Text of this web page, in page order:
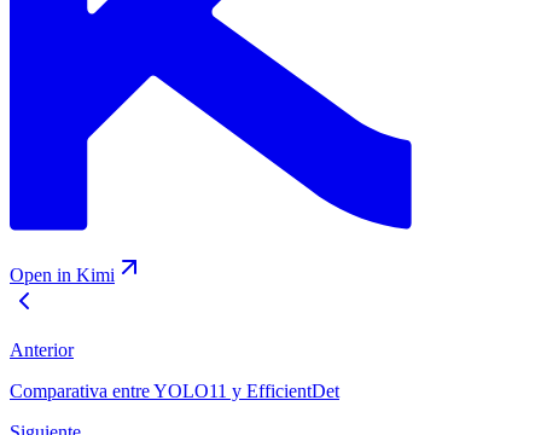
Open in Kimi
Anterior
Comparativa entre YOLO11 y EfficientDet